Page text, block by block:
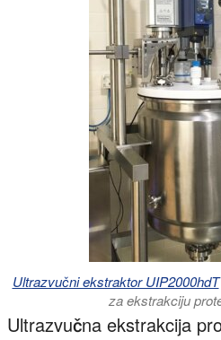
Ultrazvučni ekstraktor UIP2000hdT
za ekstrakciju
Ultrazvučna ekstrakcija